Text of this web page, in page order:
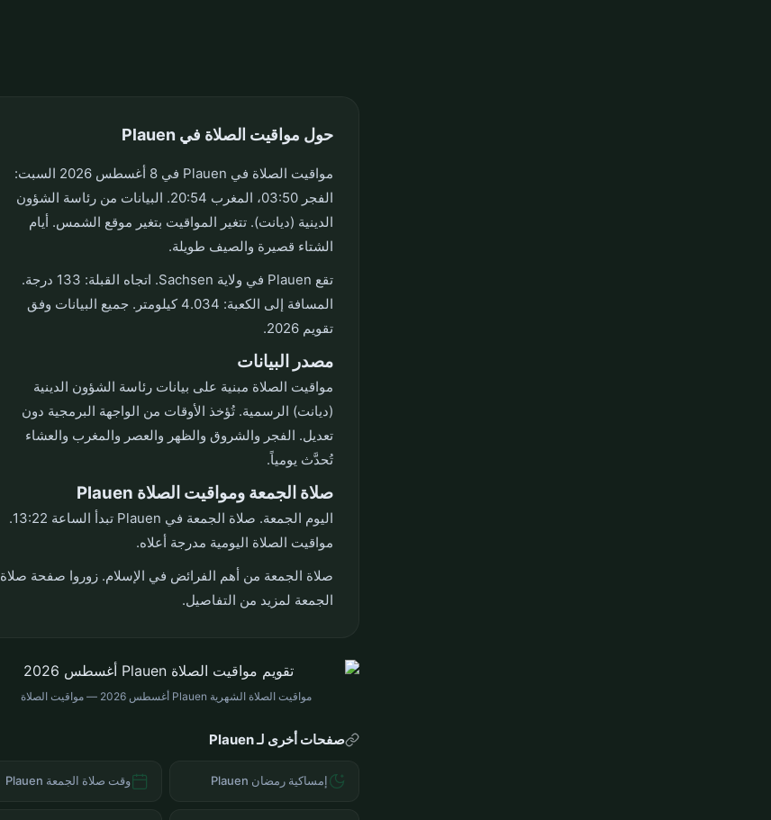
حول مواقيت الصلاة في Plauen
مواقيت الصلاة في Plauen في 8 أغسطس 2026 السبت:
الفجر 03:50، المغرب 20:54. البيانات من رئاسة الشؤون
الدينية (ديانت). تتغير المواقيت بتغير موقع الشمس. أيام
الشتاء قصيرة والصيف طويلة.
تقع Plauen في ولاية Sachsen. اتجاه القبلة: 133 درجة.
المسافة إلى الكعبة: 4.034 كيلومتر. جميع البيانات وفق
تقويم 2026.
مصدر البيانات
مواقيت الصلاة مبنية على بيانات رئاسة الشؤون الدينية
(ديانت) الرسمية. تُؤخذ الأوقات من الواجهة البرمجية دون
تعديل. الفجر والشروق والظهر والعصر والمغرب والعشاء
تُحدَّث يومياً.
صلاة الجمعة ومواقيت الصلاة Plauen
اليوم الجمعة. صلاة الجمعة في Plauen تبدأ الساعة 13:22.
مواقيت الصلاة اليومية مدرجة أعلاه.
صلاة الجمعة من أهم الفرائض في الإسلام. زوروا صفحة صلاة
الجمعة لمزيد من التفاصيل.
مواقيت الصلاة الشهرية Plauen أغسطس 2026 — مواقيت الصلاة
صفحات أخرى لـ Plauen
إمساكية رمضان Plauen وقت صلاة الجمعة Plauen